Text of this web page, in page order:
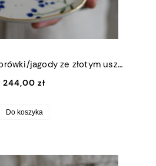
Filiżanka 300ml borówki/jagody ze złotym uszkiem + talerzyk (M) 13,5x16cm
244,00 zł
Do koszyka